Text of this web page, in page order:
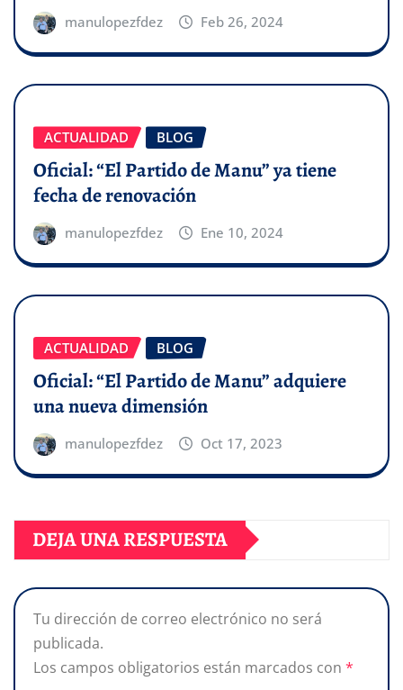
manulopezfdez Feb 26, 2024
ACTUALIDAD BLOG
Oficial: “El Partido de Manu” ya tiene
fecha de renovación
manulopezfdez Ene 10, 2024
ACTUALIDAD BLOG
Oficial: “El Partido de Manu” adquiere
una nueva dimensión
manulopezfdez Oct 17, 2023
DEJA UNA RESPUESTA
Tu dirección de correo electrónico no será
publicada.
Los campos obligatorios están marcados con *